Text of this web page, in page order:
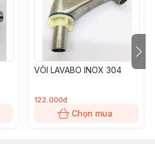
VÒI LAVABO INOX 304
122.000đ
Chọn mua